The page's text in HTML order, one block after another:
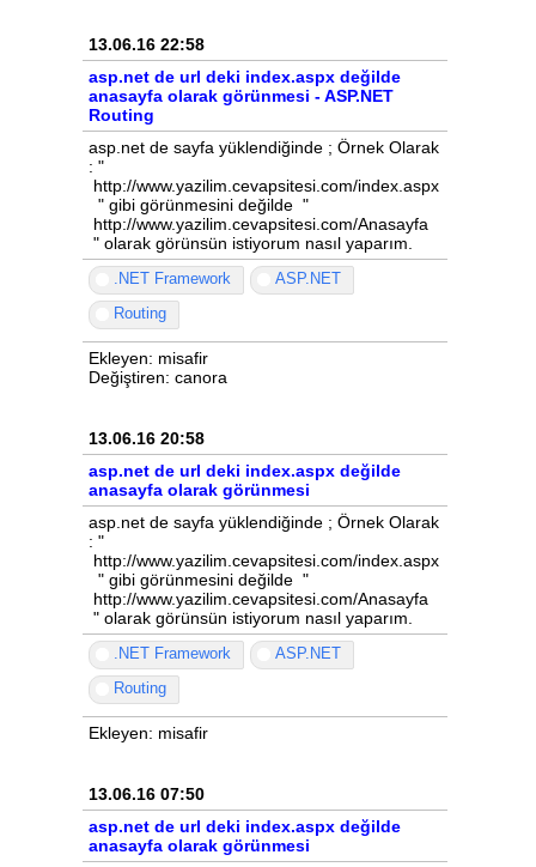
13.06.16 22:58
asp.net de url deki index.aspx değilde
anasayfa olarak görünmesi - ASP.NET
Routing
asp.net de sayfa yüklendiğinde ; Örnek Olarak
: "
http://www.yazilim.cevapsitesi.com/index.aspx
" gibi görünmesini değilde "
http://www.yazilim.cevapsitesi.com/Anasayfa
" olarak görünsün istiyorum nasıl yaparım.
.NET Framework
ASP.NET
Routing
Ekleyen: misafir
Değiştiren: canora
13.06.16 20:58
asp.net de url deki index.aspx değilde
anasayfa olarak görünmesi
asp.net de sayfa yüklendiğinde ; Örnek Olarak
: "
http://www.yazilim.cevapsitesi.com/index.aspx
" gibi görünmesini değilde "
http://www.yazilim.cevapsitesi.com/Anasayfa
" olarak görünsün istiyorum nasıl yaparım.
.NET Framework
ASP.NET
Routing
Ekleyen: misafir
13.06.16 07:50
asp.net de url deki index.aspx değilde
anasayfa olarak görünmesi